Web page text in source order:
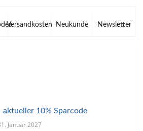
Versandkosten Neukunde Newsletter
aktueller 10% Sparcode
Januar 2027